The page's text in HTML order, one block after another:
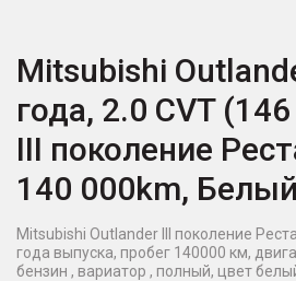
Mitsubishi
года, 2.0 CVT
III поколение
140 000km, Белый
Mitsubishi Outlander III поколение
года выпуска, пробег 140000 км,
бензин , вариатор , полный, цвет